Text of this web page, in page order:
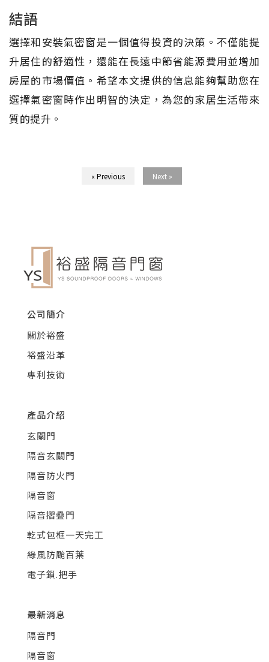
結語
選擇和安裝氣密窗是一個值得投資的決策。不僅能提
升居住的舒適性，還能在長遠中節省能源費用並增加
房屋的市場價值。希望本文提供的信息能夠幫助您在
選擇氣密窗時作出明智的決定，為您的家居生活帶來
質的提升。
« Previous Next »
公司簡介
關於裕盛
裕盛沿革
專利技術
產品介紹
玄關門
隔音玄關門
隔音防火門
隔音窗
隔音摺疊門
乾式包框一天完工
綠風防颱百葉
電子鎖.把手
最新消息
隔音門
隔音窗